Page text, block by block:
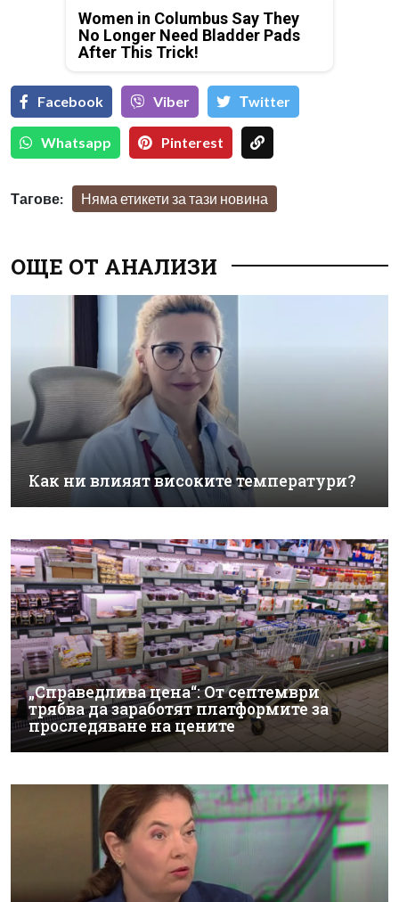
Women in Columbus Say They
No Longer Need Bladder Pads
After This Trick!
Facebook Viber Тwitter
Whatsapp Pinterest
Тагове: Няма етикети за тази новина
ОЩЕ ОТ АНАЛИЗИ
Как ни влияят високите температури?
„Справедлива цена“: От септември
трябва да заработят платформите за
проследяване на цените